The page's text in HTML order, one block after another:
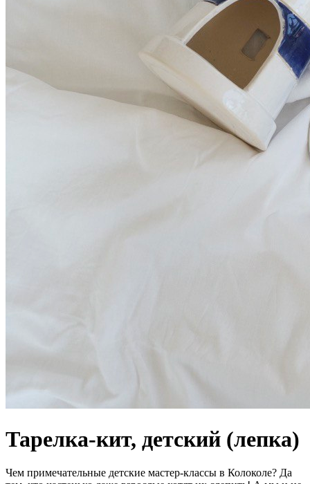
Тарелка-кит, детский (лепка)
Чем примечательные детские мастер-классы в Колоколе? Да